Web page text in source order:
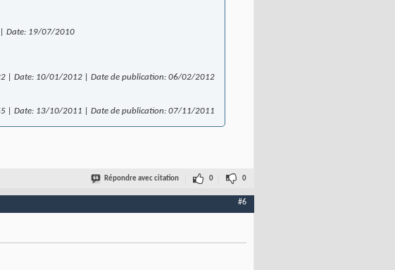
| Date: 19/07/2010
| Date: 10/01/2012 | Date de publication: 06/02/2012
| Date: 13/10/2011 | Date de publication: 07/11/2011
Répondre avec citation 0 0
#6